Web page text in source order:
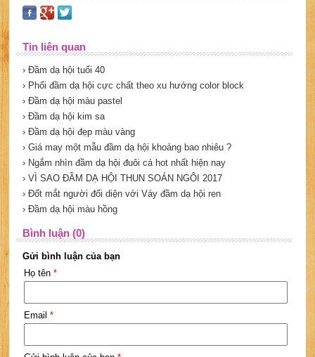
Tin liên quan
› Đầm dạ hội tuổi 40
› Phối đầm dạ hội cực chất theo xu hướng color block
› Đầm dạ hội màu pastel
› Đầm dạ hội kim sa
› Đầm dạ hội đẹp màu vàng
› Giá may một mẫu đầm dạ hội khoảng bao nhiêu ?
› Ngắm nhìn đầm dạ hội đuôi cá hot nhất hiện nay
› VÌ SAO ĐẦM DẠ HỘI THUN SOÁN NGÔI 2017
› Đốt mắt người đối diện với Váy đầm dạ hội ren
› Đầm dạ hội màu hồng
Bình luận (0)
Gửi bình luận của bạn
Họ tên *
Email *